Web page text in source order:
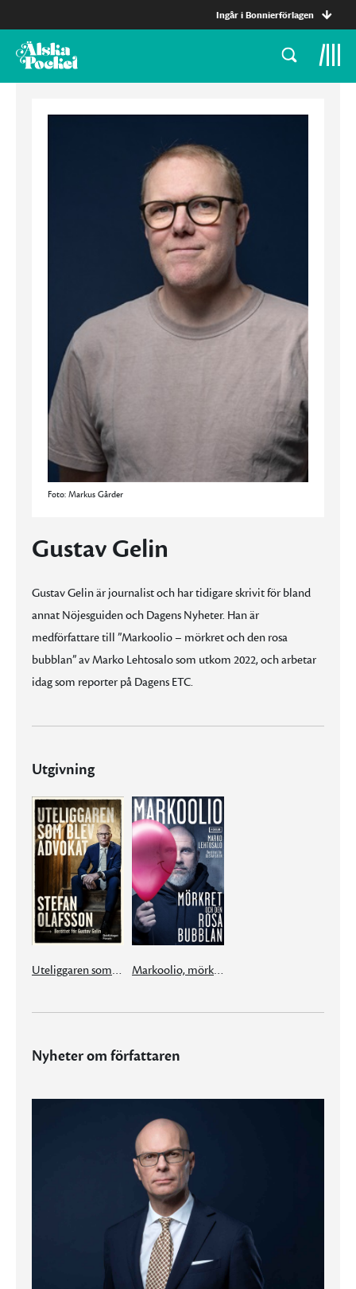
Ingår i Bonnierförlagen
Foto: Markus Gårder
Gustav Gelin
Gustav Gelin är journalist och har tidigare skrivit för bland
annat Nöjesguiden och Dagens Nyheter. Han är
medförfattare till ”Markoolio – mörkret och den rosa
bubblan” av Marko Lehtosalo som utkom 2022, och arbetar
idag som reporter på Dagens ETC.
Utgivning
Uteliggaren som blev advokat Markoolio, mörkret och den rosa bubblan
Nyheter om författaren